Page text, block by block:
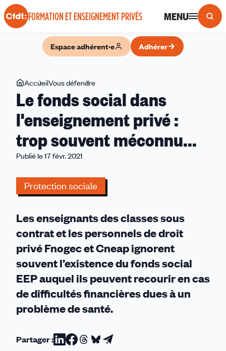
Panneau de gestion des cookies
FORMATION ET ENSEIGNEMENT PRIVÉS MENU
Espace adhérent·e Adhérer
Vous
êtes
ici
AccueilVous défendre
fonds
dans
l'enseignement
privé
souvent
méconnu...
Le fonds social dans
l'enseignement privé :
trop souvent méconnu...
Publié le 17 févr. 2021
Protection sociale
Les enseignants des classes sous
contrat et les personnels de droit
privé Fnogec et Cneap ignorent
souvent l’existence du fonds social
EEP auquel ils peuvent recourir en cas
de difficultés financières dues à un
problème de santé.
Partager :Partager
Partager
Partager
Partager
Partager